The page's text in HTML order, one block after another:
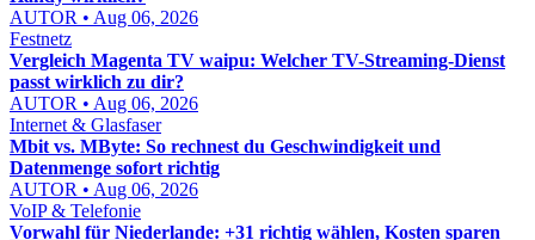
AUTOR • Aug 06, 2026
Festnetz
Vergleich Magenta TV waipu: Welcher TV-Streaming-Dienst
passt wirklich zu dir?
AUTOR • Aug 06, 2026
Internet & Glasfaser
Mbit vs. MByte: So rechnest du Geschwindigkeit und
Datenmenge sofort richtig
AUTOR • Aug 06, 2026
VoIP & Telefonie
Vorwahl für Niederlande: +31 richtig wählen, Kosten sparen